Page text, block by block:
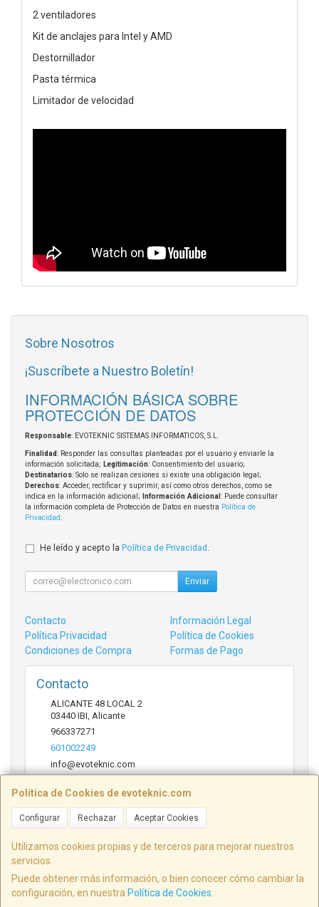
2 ventiladores
Kit de anclajes para Intel y AMD
Destornillador
Pasta térmica
Limitador de velocidad
Política de Cookies de evoteknic.com
Configurar Rechazar Aceptar Cookies
Utilizamos cookies propias y de terceros para mejorar nuestros
servicios.
Puede obtener más información, o bien conocer cómo cambiar la
configuración, en nuestra Política de Cookies
Sobre Nosotros
¡Suscríbete a Nuestro Boletín!
INFORMACIÓN BÁSICA SOBRE
PROTECCIÓN DE DATOS
Responsable: EVOTEKNIC SISTEMAS INFORMATICOS, S.L.
Finalidad: Responder las consultas planteadas por el usuario y enviarle la
información solicitada; Legitimación: Consentimiento del usuario;
Destinatarios: Solo se realizan cesiones si existe una obligación legal;
Derechos: Acceder, rectificar y suprimir, así como otros derechos, como se
indica en la información adicional;
Información Adicional : Puede consultar
la información completa de Protección de Datos en nuestra Política de
Privacidad
He leído y acepto la Política de Privacidad
Enviar
Contacto
Información Legal
Política Privacidad
Política de Cookies
Condiciones de Compra
Formas de Pago
Contacto
ALICANTE 48 LOCAL 2
03440 IBI Alicante
966337271
601002249
info@evoteknic.com
Horario
ALICANTE 48 LOCAL 2, 03440, Alicante, España. - C.I.F.: B54578497 - Tfno:
601002249